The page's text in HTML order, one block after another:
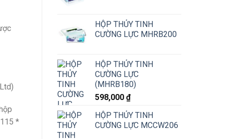
HỘP THỦY TINH
CƯỜNG LỰC MHRB200
HỘP THỦY TINH
CƯỜNG LỰC
(MHRB180)
598,000 ₫
HỘP THỦY TINH
CƯỜNG LỰC MCCW206
*